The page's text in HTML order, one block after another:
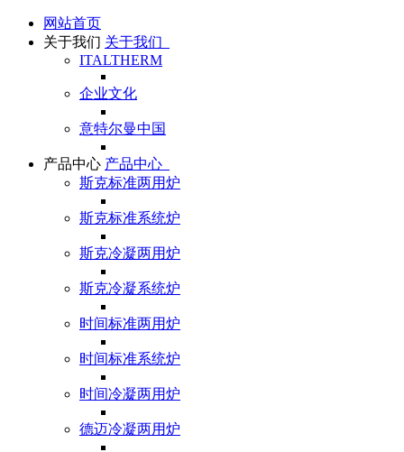
网站首页
关于我们 关于我们
ITALTHERM
企业文化
意特尔曼中国
产品中心 产品中心
斯克标准两用炉
斯克标准系统炉
斯克冷凝两用炉
斯克冷凝系统炉
时间标准两用炉
时间标准系统炉
时间冷凝两用炉
德迈冷凝两用炉